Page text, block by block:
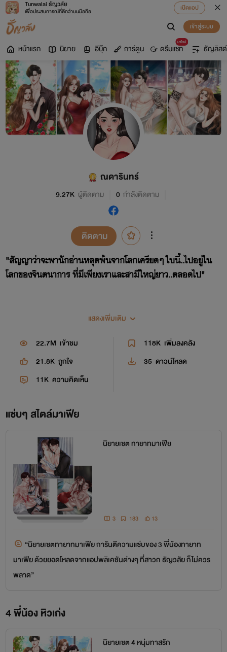
Tunwalai ธัญวลัย
เพื่อประสบการณ์ที่ดีกว่าบนมือถือ
เปิดแอป
เข้าสู่ระบบ
หน้าแรก นิยาย อีบุ๊ก การ์ตูน
มาใหม่
ดรีมแชท ธัญลิสต์
ณดารินทร์
9.27K ผู้ติดตาม 0 กำลังติดตาม
ติดตาม
"สัญญาว่าจะพานักอ่านหลุดพ้นจากโลกเครียดๆ ใบนี้..ไปอยู่ใน
โลกของจินตนาการ ที่มีเพียงเราและสามีใหญ่ยาว..ตลอดไป"
ติดตามนิยายเรื่องใหม่ หรือโปรโมชัน e-book ได้ที่
TikTok : Nadarin_writer
Facebook Fanpage : ณดารินทร์ นักเขียน
แสดงเพิ่มเติม
22.7M เข้าชม 118K เพิ่มลงคลัง
21.8K ถูกใจ 35 ดาวน์โหลด
11K ความคิดเห็น
แซ่บๆ สไตล์มาเฟีย
นิยายเซต ทายาทมาเฟีย
3 183 13
“นิยายเซตทายาทมาเฟีย การันตีความแซ่บของ 3 พี่น้องทายาท
มาเฟีย ด้วยยอดโหลดจากแอปพลิเคชันต่างๆ ที่สาวก ธัญวลัย ก็ไม่ควร
พลาด”
4 พี่น้อง หิวเก่ง
นิยายเซต 4 หนุ่มทาสรัก